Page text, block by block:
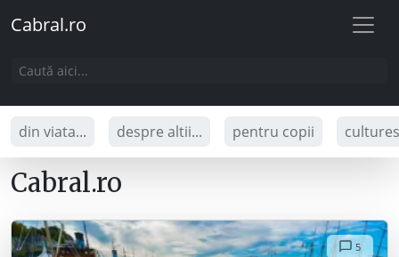
Cabral.ro
din viata... despre altii... pentru copii
Cabral.ro
5